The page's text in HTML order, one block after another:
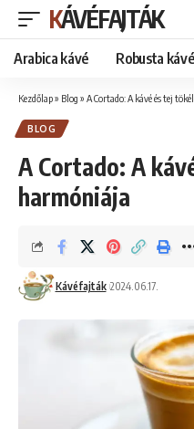
KÁVÉFAJTÁK
Arabica kávé Robusta kávé
Kezdőlap» Blog » A Cortado: A kávé és tej
BLOG
A Cortado: A
harmóniája
Kávéfajták 2024.06.17.